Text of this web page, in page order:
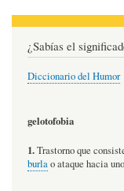
¿Sabías el
Diccionario del Humor
gelotofobia
1.Trastorno que
burlao ataque hacia